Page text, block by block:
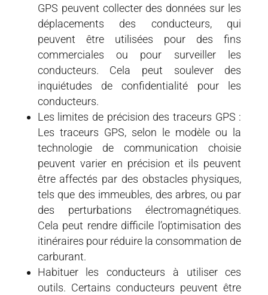
GPS peuvent collecter des données sur les
déplacements des conducteurs, qui
peuvent être utilisées pour des fins
commerciales ou pour surveiller les
conducteurs. Cela peut soulever des
inquiétudes de confidentialité pour les
conducteurs.
Les limites de précision des traceurs GPS :
Les traceurs GPS, selon le modèle ou la
technologie de communication choisie
peuvent varier en précision et ils peuvent
être affectés par des obstacles physiques,
tels que des immeubles, des arbres, ou par
des perturbations électromagnétiques.
Cela peut rendre difficile l’optimisation des
itinéraires pour réduire la consommation de
carburant.
Habituer les conducteurs à utiliser ces
outils. Certains conducteurs peuvent être